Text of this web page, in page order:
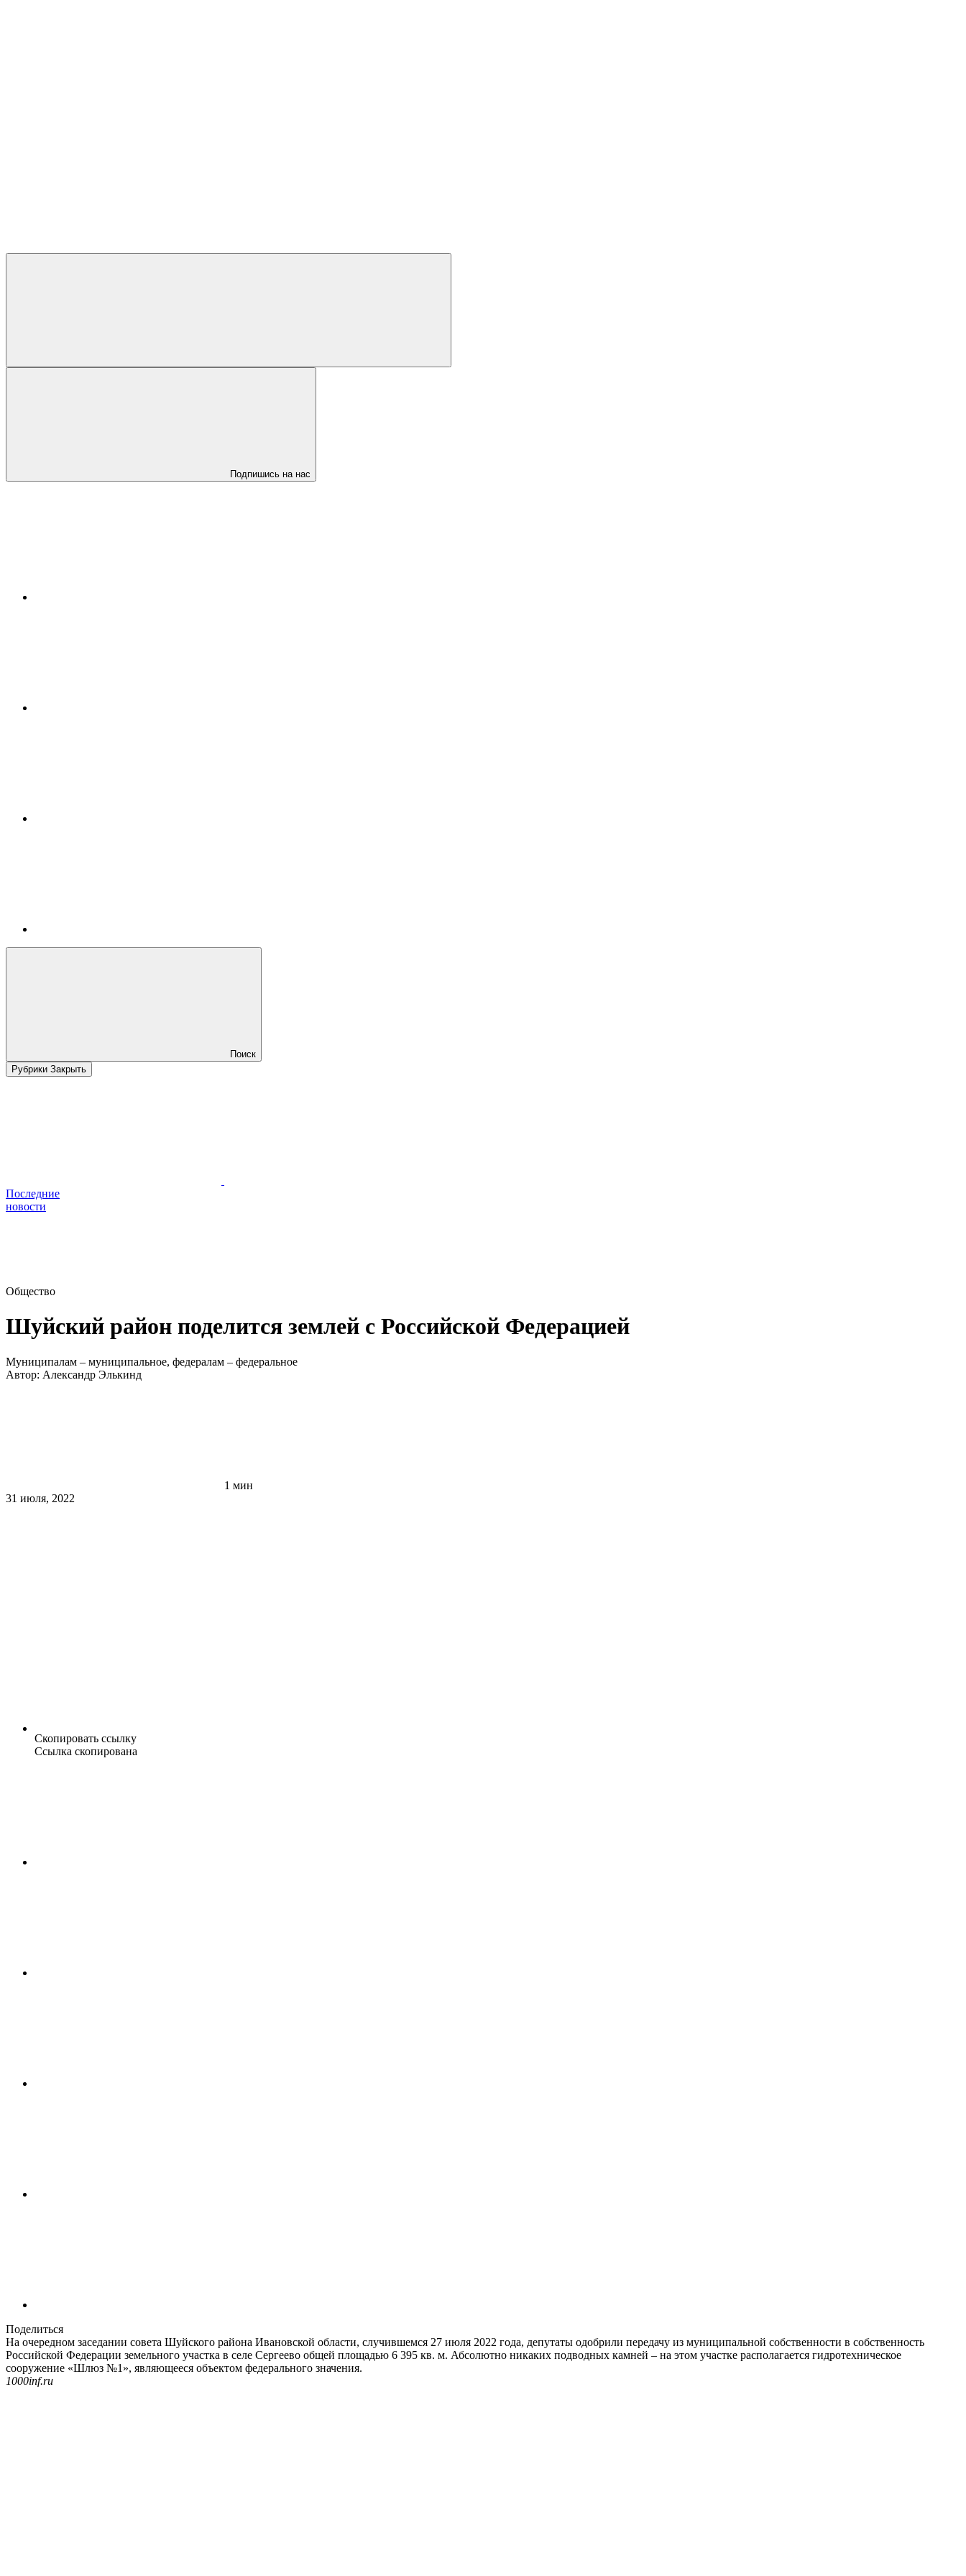
Подпишись на нас
Поиск
Рубрики Закрыть
Последние
новости
Общество
Шуйский район поделится землей с Российской Федерацией
Муниципалам – муниципальное, федералам – федеральное
Автор: Александр Элькинд
1 мин
31 июля, 2022
Скопировать ссылку
Ссылка скопирована
Поделиться
На очередном заседании совета Шуйского района Ивановской области, случившемся 27 июля 2022 года, депутаты одобрили передачу из муниципальной собственности в собственность
Российской Федерации земельного участка в селе Сергеево общей площадью 6 395 кв. м. Абсолютно никаких подводных камней – на этом участке располагается гидротехническое
сооружение «Шлюз №1», являющееся объектом федерального значения.
1000inf.ru